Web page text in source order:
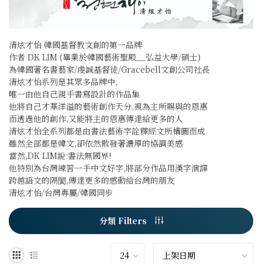
清炫才怡 韓國基督教文創的第一品牌
作者 DK LIM (畢業於韓國藝術聖殿__弘益大學/碩士)
為韓國著名書藝家/虔誠基督徒/Gracebell文創公司社長
清炫才怡系列是其眾多品牌中,
唯一由他自己親手書寫設計的作品集
他將自己才華洋溢的藝術創作天分,視為主所賜與的恩惠
而透過他的創作,又能將主的恩惠傳達給更多的人
清炫才怡全系列都是由書法藝術字詮釋經文所構圖而成
雖然全部都是韓文,卻依然散發著濃厚的協調美感
當然,DK LIM說:書法無國界!
他特別為台灣練習一手中文好字,將部分作品用漢字演譯
跨越語文的隔閡,傳達更多的感動給台灣的朋友
清炫才怡/台灣專屬/韓國同步
分類 Filters